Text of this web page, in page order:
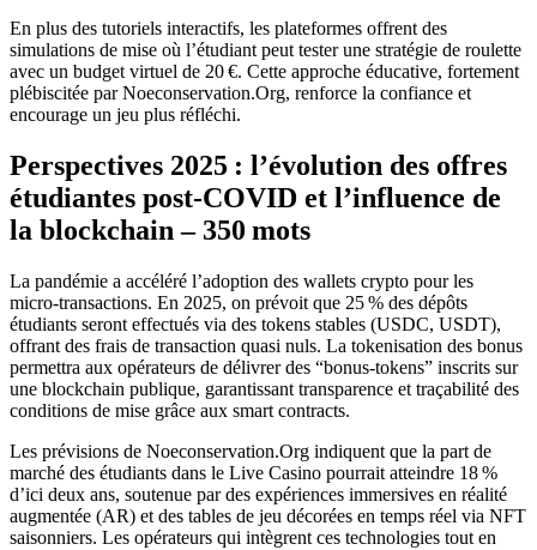
En plus des tutoriels interactifs, les plateformes offrent des
simulations de mise où l’étudiant peut tester une stratégie de roulette
avec un budget virtuel de 20 €. Cette approche éducative, fortement
plébiscitée par Noeconservation.Org, renforce la confiance et
encourage un jeu plus réfléchi.
Perspectives 2025 : l’évolution des offres
étudiantes post‑COVID et l’influence de
la blockchain – 350 mots
La pandémie a accéléré l’adoption des wallets crypto pour les
micro‑transactions. En 2025, on prévoit que 25 % des dépôts
étudiants seront effectués via des tokens stables (USDC, USDT),
offrant des frais de transaction quasi nuls. La tokenisation des bonus
permettra aux opérateurs de délivrer des “bonus‑tokens” inscrits sur
une blockchain publique, garantissant transparence et traçabilité des
conditions de mise grâce aux smart contracts.
Les prévisions de Noeconservation.Org indiquent que la part de
marché des étudiants dans le Live Casino pourrait atteindre 18 %
d’ici deux ans, soutenue par des expériences immersives en réalité
augmentée (AR) et des tables de jeu décorées en temps réel via NFT
saisonniers. Les opérateurs qui intègrent ces technologies tout en